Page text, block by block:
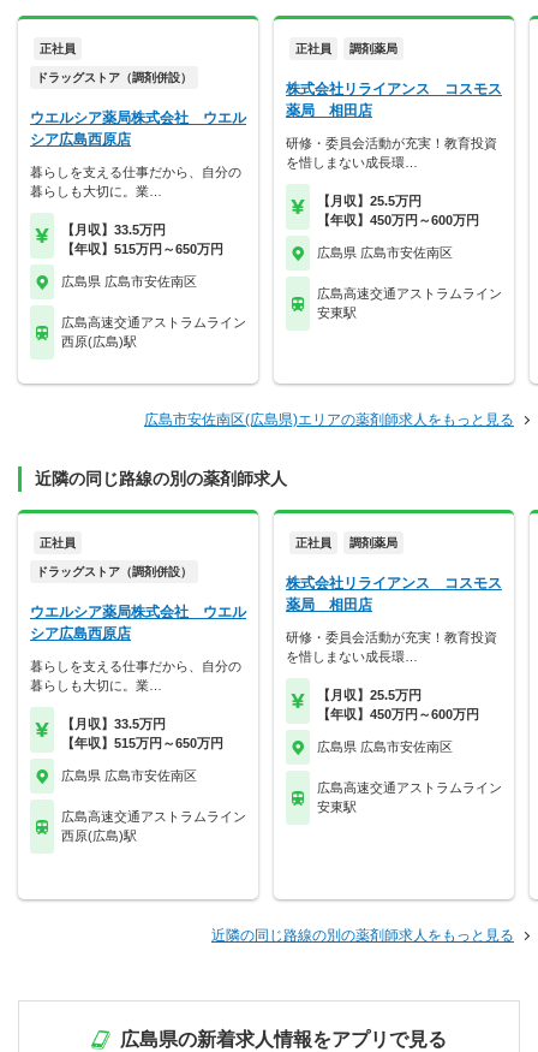
正社員
ドラッグストア（調剤併設）
ウエルシア薬局株式会社 ウエル
シア広島西原店
暮らしを支える仕事だから、自分の
暮らしも大切に。業…
【月収】33.5万円
【年収】515万円～650万円
広島県 広島市安佐南区
広島高速交通アストラムライン
西原(広島)駅
正社員 調剤薬局
株式会社リライアンス コスモス
薬局 相田店
研修・委員会活動が充実！教育投資
を惜しまない成長環…
【月収】25.5万円
【年収】450万円～600万円
広島県 広島市安佐南区
広島高速交通アストラムライン
安東駅
広島市安佐南区(広島県)エリアの薬剤師求人をもっと見る
近隣の同じ路線の別の薬剤師求人
正社員
ドラッグストア（調剤併設）
ウエルシア薬局株式会社 ウエル
シア広島西原店
暮らしを支える仕事だから、自分の
暮らしも大切に。業…
【月収】33.5万円
【年収】515万円～650万円
広島県 広島市安佐南区
広島高速交通アストラムライン
西原(広島)駅
正社員 調剤薬局
株式会社リライアンス コスモス
薬局 相田店
研修・委員会活動が充実！教育投資
を惜しまない成長環…
【月収】25.5万円
【年収】450万円～600万円
広島県 広島市安佐南区
広島高速交通アストラムライン
安東駅
近隣の同じ路線の別の薬剤師求人をもっと見る
広島県の新着求人情報をアプリで見る